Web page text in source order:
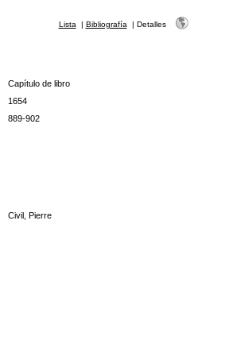
Lista | Bibliografía | Detalles
Capítulo de libro
1654
889-902
Civil, Pierre